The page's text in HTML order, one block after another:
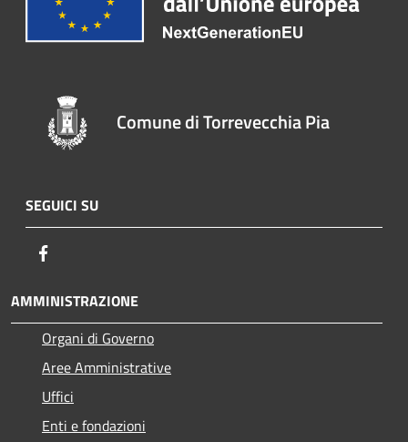
Comune di Torrevecchia Pia
SEGUICI SU
AMMINISTRAZIONE
Organi di Governo
Aree Amministrative
Uffici
Enti e fondazioni